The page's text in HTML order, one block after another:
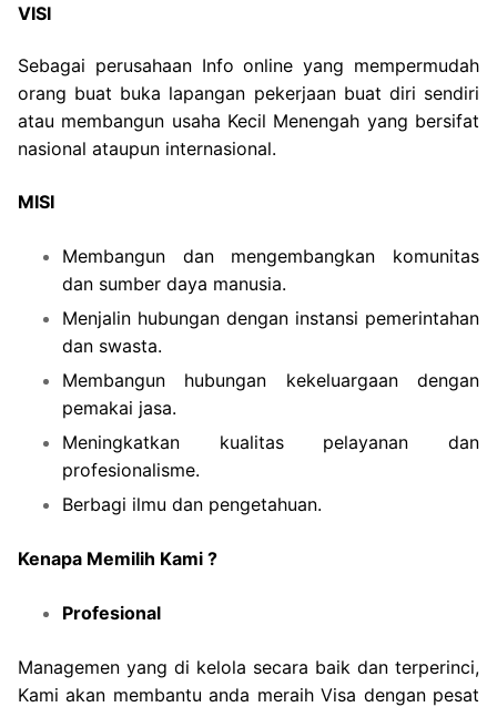
VISI
Sebagai perusahaan Info online yang mempermudah
orang buat buka lapangan pekerjaan buat diri sendiri
atau membangun usaha Kecil Menengah yang bersifat
nasional ataupun internasional.
MISI
Membangun dan mengembangkan komunitas
dan sumber daya manusia.
Menjalin hubungan dengan instansi pemerintahan
dan swasta.
Membangun hubungan kekeluargaan dengan
pemakai jasa.
Meningkatkan kualitas pelayanan dan
profesionalisme.
Berbagi ilmu dan pengetahuan.
Kenapa Memilih Kami ?
Profesional
Managemen yang di kelola secara baik dan terperinci,
Kami akan membantu anda meraih Visa dengan pesat